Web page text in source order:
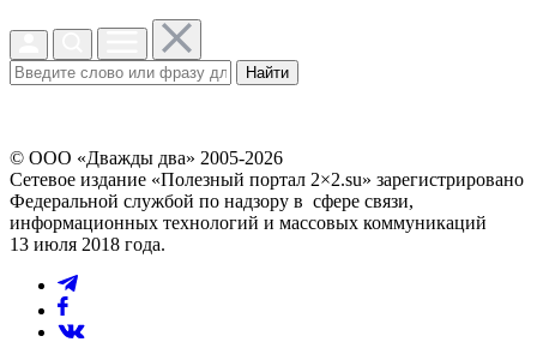
Найти
© ООО «Дважды два» 2005-2026
Сетевое издание «Полезный портал 2×2.su» зарегистрировано
Федеральной службой по надзору в сфере связи,
информационных технологий и массовых коммуникаций
13 июля 2018 года.